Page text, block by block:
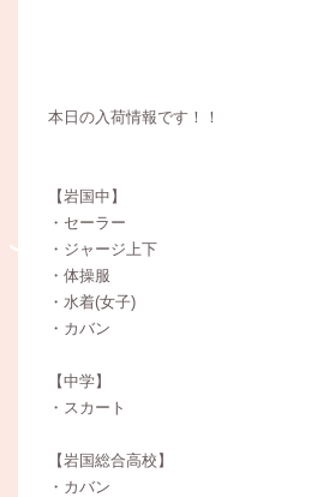
本日の入荷情報です！！
【岩国中】
・セーラー
・ジャージ上下
・体操服
・水着(女子)
・カバン
【中学】
・スカート
【岩国総合高校】
・カバン